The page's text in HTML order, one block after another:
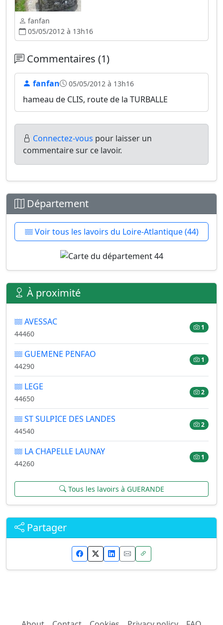
fanfan
05/05/2012 à 13h16
Commentaires (1)
fanfan 05/05/2012 à 13h16
hameau de CLIS, route de la TURBALLE
Connectez-vous pour laisser un
commentaire sur ce lavoir.
Département
Voir tous les lavoirs du Loire-Atlantique (44)
À proximité
AVESSAC
44460
1
GUEMENE PENFAO
44290
1
LEGE
44650
2
ST SULPICE DES LANDES
44540
2
LA CHAPELLE LAUNAY
44260
1
Tous les lavoirs à GUERANDE
Partager